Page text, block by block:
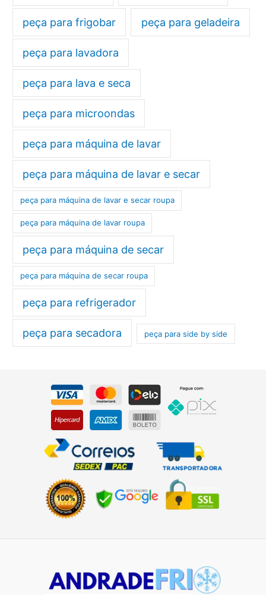
peça para frigobar peça para geladeira
peça para lavadora
peça para lava e seca
peça para microondas
peça para máquina de lavar
peça para máquina de lavar e secar
peça para máquina de lavar e secar roupa
peça para máquina de lavar roupa
peça para máquina de secar
peça para máquina de secar roupa
peça para refrigerador
peça para secadora peça para side by side